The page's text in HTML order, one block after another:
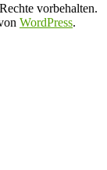
vorbehalten.
WordPress.